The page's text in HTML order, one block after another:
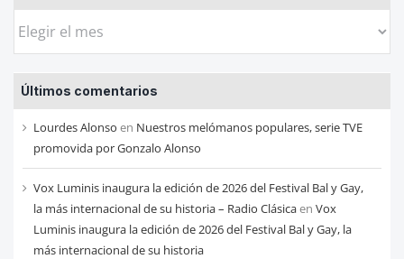
Busca
entradas
de
cada
mes
Últimos comentarios
Lourdes Alonso en Nuestros melómanos populares, serie TVE
promovida por Gonzalo Alonso
Vox Luminis inaugura la edición de 2026 del Festival Bal y Gay,
la más internacional de su historia – Radio Clásicaen Vox
Luminis inaugura la edición de 2026 del Festival Bal y Gay, la
más internacional de su historia